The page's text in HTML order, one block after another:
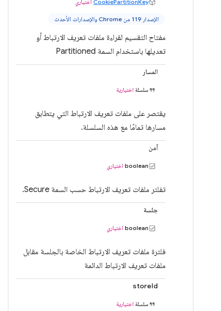
CookiePartitionKey اختياري
الإصدار 119 من Chrome والإصدارات الأحدث
مفتاح التقسيم لقراءة ملفات تعريف الارتباط أو
تعديلها باستخدام السمة Partitioned
المسار
سلسلة اختيارية
يقتصر على ملفات تعريف الارتباط التي يتطابق
مسارها تمامًا مع هذه السلسلة.
آمن
boolean اختياري
تفلتر ملفات تعريف الارتباط حسب السمة Secure.
جلسة
boolean اختياري
فلترة ملفات تعريف الارتباط الخاصة بالجلسة مقابل
ملفات تعريف الارتباط الدائمة
storeId
سلسلة اختيارية